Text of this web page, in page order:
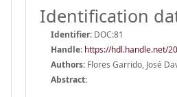
Identification
Identifier: DOC:81
Handle: https://hdl.handle.net/
Authors: Flores Garrido, José
Abstract: